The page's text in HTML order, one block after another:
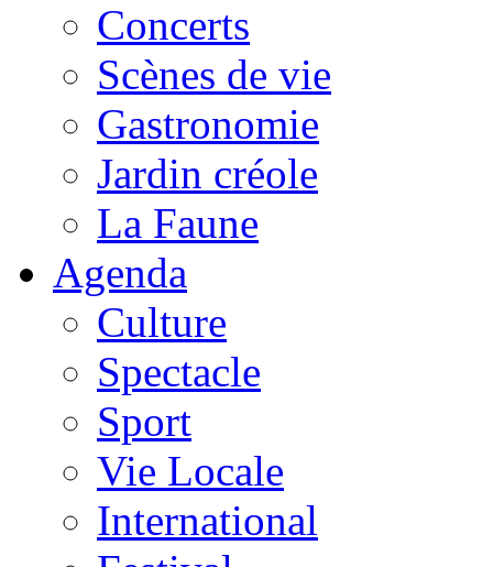
Concerts
Scènes de vie
Gastronomie
Jardin créole
La Faune
Agenda
Culture
Spectacle
Sport
Vie Locale
International